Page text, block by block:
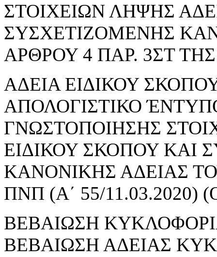
ΣΤΟΙΧΕΙΩΝ ΛΗΨΗΣ
ΣΥΣΧΕΤΙΖΟΜΕΝΗΣ
ΑΡΘΡΟΥ 4 ΠΑΡ. 3ΣΤ ΤΗΣ
ΑΔΕΙΑ ΕΙΔΙΚΟΥ
ΑΠΟΛΟΓΙΣΤΙΚΟ
ΓΝΩΣΤΟΠΟΙΗΣΗΣ
ΕΙΔΙΚΟΥ ΣΚΟΠΟΥ ΚΑΙ
ΚΑΝΟΝΙΚΗΣ ΑΔΕΙΑΣ
ΠΝΠ (Α΄ 55/
ΒΕΒΑΙΩΣΗ
ΒΕΒΑΙΩΣΗ ΑΔΕΙΑΣ